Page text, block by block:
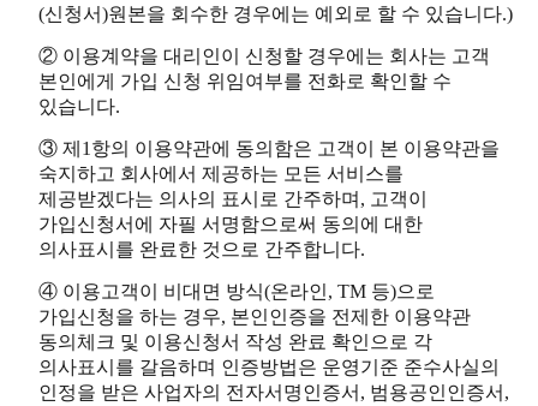
(신청서)원본을 회수한 경우에는 예외로 할 수 있습니다.)
② 이용계약을 대리인이 신청할 경우에는 회사는 고객
본인에게 가입 신청 위임여부를 전화로 확인할 수
있습니다.
③ 제1항의 이용약관에 동의함은 고객이 본 이용약관을
숙지하고 회사에서 제공하는 모든 서비스를
제공받겠다는 의사의 표시로 간주하며, 고객이
가입신청서에 자필 서명함으로써 동의에 대한
의사표시를 완료한 것으로 간주합니다.
④ 이용고객이 비대면 방식(온라인, TM 등)으로
가입신청을 하는 경우, 본인인증을 전제한 이용약관
동의체크 및 이용신청서 작성 완료 확인으로 각
의사표시를 갈음하며 인증방법은 운영기준 준수사실의
인정을 받은 사업자의 전자서명인증서, 범용공인인증서,